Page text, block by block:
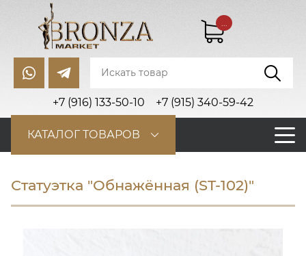
+7 (916) 133-50-10 +7 (915) 340-59-42
...
КАТАЛОГ ТОВАРОВ
Статуэтка "Обнажённая (ST-102)"